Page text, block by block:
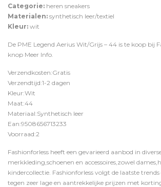
Categorie: heren sneakers
Materialen: synthetisch leer/textiel
Kleur: wit
De PME Legend Aerius Wit/Grijs – 44 is te koop bij
knop Meer Info.
Verzendkosten:Gratis
Verzendtijd:1-2 dagen
Kleur:Wit
Maat:44
Materiaal:Synthetisch leer
Ean:9508656713233
Voorraad:2
Fashionforless heeft een gevarieerd aanbod in
merkkleding,schoenen en accessoires,zowel
kindercollectie. Fashionforless volgt de laatste
tegen zeer lage en aantrekkelijke prijzen met